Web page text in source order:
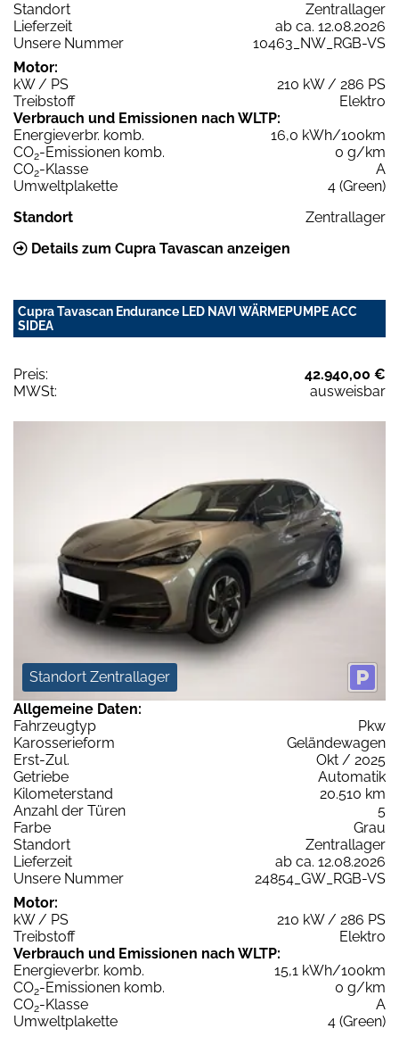
Standort
Zentrallager
Lieferzeit
ab ca. 12.08.2026
Unsere Nummer
10463_NW_RGB-VS
Motor:
kW / PS
210 kW / 286 PS
Treibstoff
Elektro
Verbrauch und Emissionen nach WLTP:
Energieverbr. komb.
16,0 kWh/100km
CO2-Emissionen komb.
0 g/km
CO2-Klasse
A
Umweltplakette
4 (Green)
Standort
Zentrallager
Details zum Cupra Tavascan anzeigen
Cupra Tavascan Endurance LED NAVI WÄRMEPUMPE ACC
SIDEA
Preis:
42.940,00 €
MWSt:
ausweisbar
Standort Zentrallager
Allgemeine Daten:
Fahrzeugtyp
Pkw
Karosserieform
Geländewagen
Erst-Zul.
Okt / 2025
Getriebe
Automatik
Kilometerstand
20.510 km
Anzahl der Türen
5
Farbe
Grau
Standort
Zentrallager
Lieferzeit
ab ca. 12.08.2026
Unsere Nummer
24854_GW_RGB-VS
Motor:
kW / PS
210 kW / 286 PS
Treibstoff
Elektro
Verbrauch und Emissionen nach WLTP:
Energieverbr. komb.
15,1 kWh/100km
CO2-Emissionen komb.
0 g/km
CO2-Klasse
A
Umweltplakette
4 (Green)